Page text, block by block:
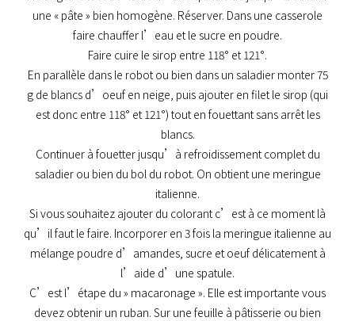
une « pâte » bien homogène. Réserver. Dans une casserole
faire chauffer l’eau et le sucre en poudre.
Faire cuire le sirop entre 118° et 121°.
En parallèle dans le robot ou bien dans un saladier monter 75
g de blancs d’oeuf en neige, puis ajouter en filet le sirop (qui
est donc entre 118° et 121°) tout en fouettant sans arrêt les
blancs.
Continuer à fouetter jusqu’à refroidissement complet du
saladier ou bien du bol du robot. On obtient une meringue
italienne.
Si vous souhaitez ajouter du colorant c’est à ce moment là
qu’il faut le faire. Incorporer en 3 fois la meringue italienne au
mélange poudre d’amandes, sucre et oeuf délicatement à
l’aide d’une spatule.
C’est l’étape du » macaronage ». Elle est importante vous
devez obtenir un ruban. Sur une feuille à pâtisserie ou bien